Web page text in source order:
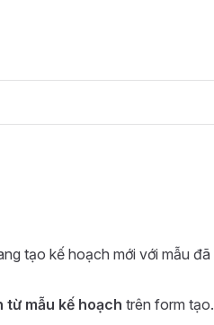
tạo kế hoạch mới với mẫu đã
từ mẫu kế hoạch trên form tạo.